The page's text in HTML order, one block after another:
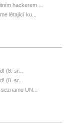
hackerem ...
létající ku...
(8. sr...
(8. sr...
UN...